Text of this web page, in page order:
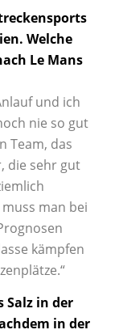
Welche
Le Mans
und ich
nie so gut
Team, das
die sehr gut
man bei
kämpfen
Salz in der
in der